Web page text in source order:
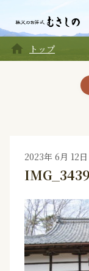
home トップ
2023年 6月 12日
IMG_3439